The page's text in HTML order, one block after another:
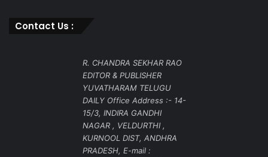
Contact Us :
R. CHANDRA SEKHAR RAO
EDITOR & PUBLISHER
YUVATHARAM TELUGU
DAILY Office Address :- 14-
15/3, INDIRA GANDHI
NAGAR , VELDURTHI ,
KURNOOL DIST, ANDHRA
PRADESH, E-mail :